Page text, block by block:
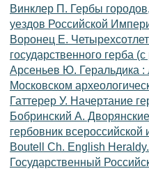
Винклер П. Гербы
уездов Российской
Воронец Е.
государственного герба
Арсеньев Ю. Геральдика :
Московском
Гаттерер У. Начертание
Бобринский А.
гербовник всероссийской
Boutell Ch. English Heraldy.
Государственный